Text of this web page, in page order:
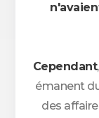
Cependant
émanent
des